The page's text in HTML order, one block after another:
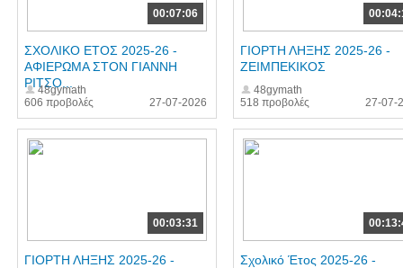
00:07:06
606 προβολές
ΣΧΟΛΙΚΟ ΕΤΟΣ 2025-26 -
ΑΦΙΕΡΩΜΑ ΣΤΟΝ ΓΙΑΝΝΗ
ΡΙΤΣΟ...
48gymath
27-07-2026
518 προβολές
ΓΙΟΡΤΗ ΛΗΞΗΣ 2025-26 -
ΖΕΙΜΠΕΚΙΚΟΣ
48gymath
27-07-
00:03:31
ΓΙΟΡΤΗ ΛΗΞΗΣ 2025-26 -
Σχολικό Έτος 2025-26 -